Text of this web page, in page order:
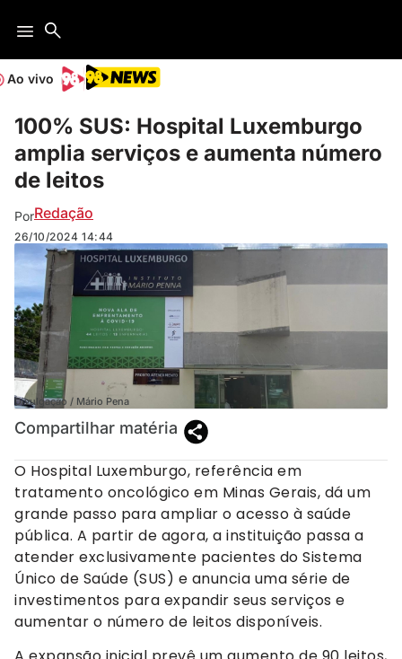
Ao vivo
100% SUS: Hospital Luxemburgo
amplia serviços e aumenta número
de leitos
PorRedação
26/10/2024 14:44
Divulgação / Mário Pena
Compartilhar matéria
O Hospital Luxemburgo, referência em
tratamento oncológico em Minas Gerais, dá um
grande passo para ampliar o acesso à saúde
pública. A partir de agora, a instituição passa a
atender exclusivamente pacientes do Sistema
Único de Saúde (SUS) e anuncia uma série de
investimentos para expandir seus serviços e
aumentar o número de leitos disponíveis.